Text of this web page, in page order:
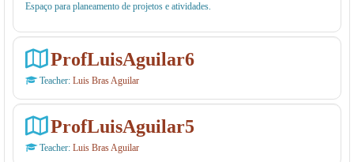
Espaço para planeamento de projetos e atividades.
ProfLuisAguilar6
Teacher: Luis Bras Aguilar
ProfLuisAguilar5
Teacher: Luis Bras Aguilar